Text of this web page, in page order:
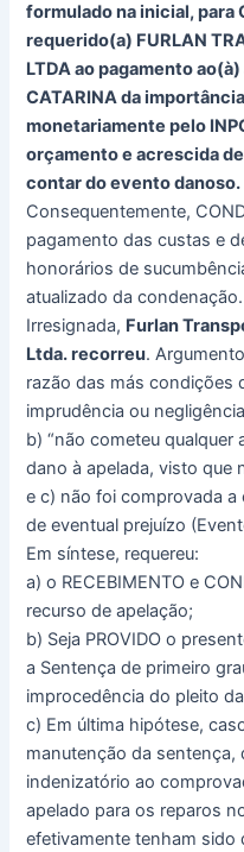
formulado na inicial, para
requerido(a) FURLAN
LTDA ao pagamento
CATARINA da
monetariamente pelo
orçamento e acrescida
contar do evento danoso.
Consequentemente,
pagamento das custas e
honorários de
atualizado da condenação.
Irresignada, Furlan
Ltda. recorreu.
razão das más condições
imprudência ou
b) “não cometeu
dano à apelada, visto que
e c) não foi comprovada
de eventual prejuízo
Em síntese, requereu:
a) o RECEBIMENTO e
recurso de apelação;
b) Seja PROVIDO o
a Sentença de primeiro
improcedência do pleito
c) Em última hipótese,
manutenção da sentença,
indenizatório ao
apelado para os reparos
efetivamente tenham